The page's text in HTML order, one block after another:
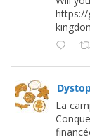
https://
La